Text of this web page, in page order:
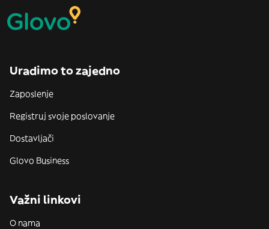
Uradimo to zajedno
Zaposlenje
Registruj svoje poslovanje
Dostavljači
Glovo Business
Važni linkovi
O nama